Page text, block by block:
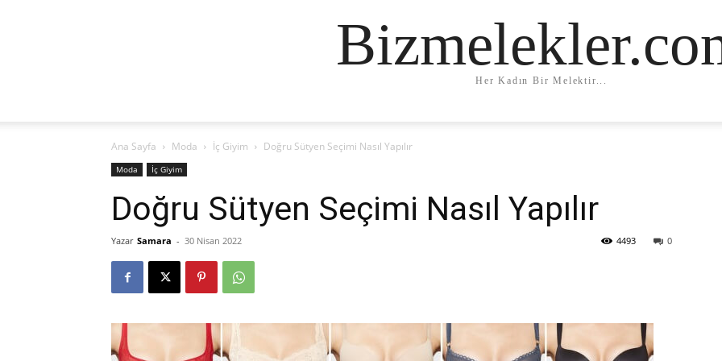
Her Kadın Bir Melektir...
Ana Sayfa Moda İç Giyim Doğru Sütyen Seçimi Nasıl Yapılır
Moda İç Giyim
Doğru Sütyen Seçimi Nasıl Yapılır
Yazar Samara - 30 Nisan 2022 0
4493